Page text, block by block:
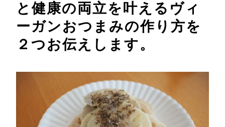
と健康の両立を叶えるヴィ
ーガンおつまみの作り方を
２つお伝えします。